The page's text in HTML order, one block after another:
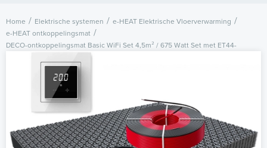
Home Elektrische systemen
e-HEAT Elektrische Vloerverwarming
e-HEAT ontkoppelingsmat
DECO-ontkoppelingsmat Basic WiFi Set 4,5m² / 675 Watt Set met ET44-